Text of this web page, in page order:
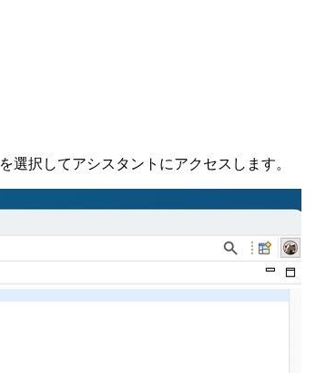
を選択してアシスタントにアクセスします。